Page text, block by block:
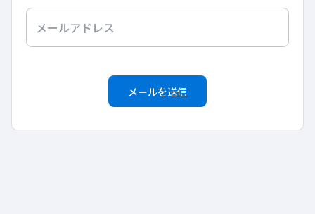
メールを送信